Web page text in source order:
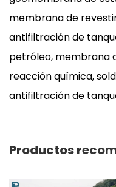
membrana de
antifiltración de
petróleo, membrana
reacción química,
antifiltración de
Productos